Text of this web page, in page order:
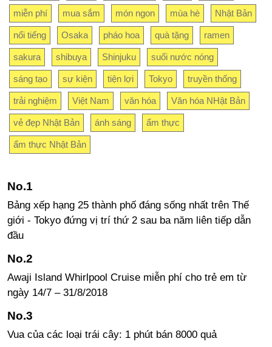
miễn phí mua sắm món ngon mùa hè Nhật Bản
nổi tiếng Osaka pháo hoa quà tặng ramen
sakura shibuya Shinjuku suối nước nóng
sáng tạo sự kiện tiện lợi Tokyo truyền thống
trải nghiệm Việt Nam văn hóa Văn hóa NHật Bản
vẻ đẹp Nhật Bản ánh sáng ẩm thực
ẩm thực Nhật Bản
Bảng xếp hạng 25 thành phố đáng sống nhất trên Thế
giới - Tokyo đứng vị trí thứ 2 sau ba năm liên tiếp dẫn
đầu
Awaji Island Whirlpool Cruise miễn phí cho trẻ em từ
ngày 14/7 – 31/8/2018
Vua của các loại trái cây: 1 phút bán 8000 quả